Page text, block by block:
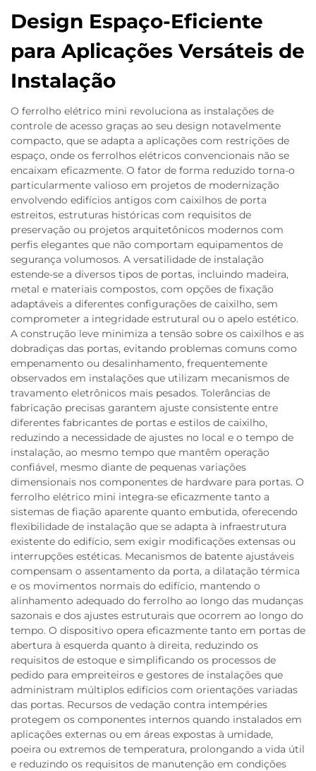
Design Espaço-Eficiente
para Aplicações Versáteis de
Instalação
O ferrolho elétrico mini revoluciona as instalações de
controle de acesso graças ao seu design notavelmente
compacto, que se adapta a aplicações com restrições de
espaço, onde os ferrolhos elétricos convencionais não se
encaixam eficazmente. O fator de forma reduzido torna-o
particularmente valioso em projetos de modernização
envolvendo edifícios antigos com caixilhos de porta
estreitos, estruturas históricas com requisitos de
preservação ou projetos arquitetônicos modernos com
perfis elegantes que não comportam equipamentos de
segurança volumosos. A versatilidade de instalação
estende-se a diversos tipos de portas, incluindo madeira,
metal e materiais compostos, com opções de fixação
adaptáveis a diferentes configurações de caixilho, sem
comprometer a integridade estrutural ou o apelo estético.
A construção leve minimiza a tensão sobre os caixilhos e as
dobradiças das portas, evitando problemas comuns como
empenamento ou desalinhamento, frequentemente
observados em instalações que utilizam mecanismos de
travamento eletrônicos mais pesados. Tolerâncias de
fabricação precisas garantem ajuste consistente entre
diferentes fabricantes de portas e estilos de caixilho,
reduzindo a necessidade de ajustes no local e o tempo de
instalação, ao mesmo tempo que mantêm operação
confiável, mesmo diante de pequenas variações
dimensionais nos componentes de hardware para portas. O
ferrolho elétrico mini integra-se eficazmente tanto a
sistemas de fiação aparente quanto embutida, oferecendo
flexibilidade de instalação que se adapta à infraestrutura
existente do edifício, sem exigir modificações extensas ou
interrupções estéticas. Mecanismos de batente ajustáveis
compensam o assentamento da porta, a dilatação térmica
e os movimentos normais do edifício, mantendo o
alinhamento adequado do ferrolho ao longo das mudanças
sazonais e dos ajustes estruturais que ocorrem ao longo do
tempo. O dispositivo opera eficazmente tanto em portas de
abertura à esquerda quanto à direita, reduzindo os
requisitos de estoque e simplificando os processos de
pedido para empreiteiros e gestores de instalações que
administram múltiplos edifícios com orientações variadas
das portas. Recursos de vedação contra intempéries
protegem os componentes internos quando instalados em
aplicações externas ou em áreas expostas à umidade,
poeira ou extremos de temperatura, prolongando a vida útil
e reduzindo os requisitos de manutenção em condições